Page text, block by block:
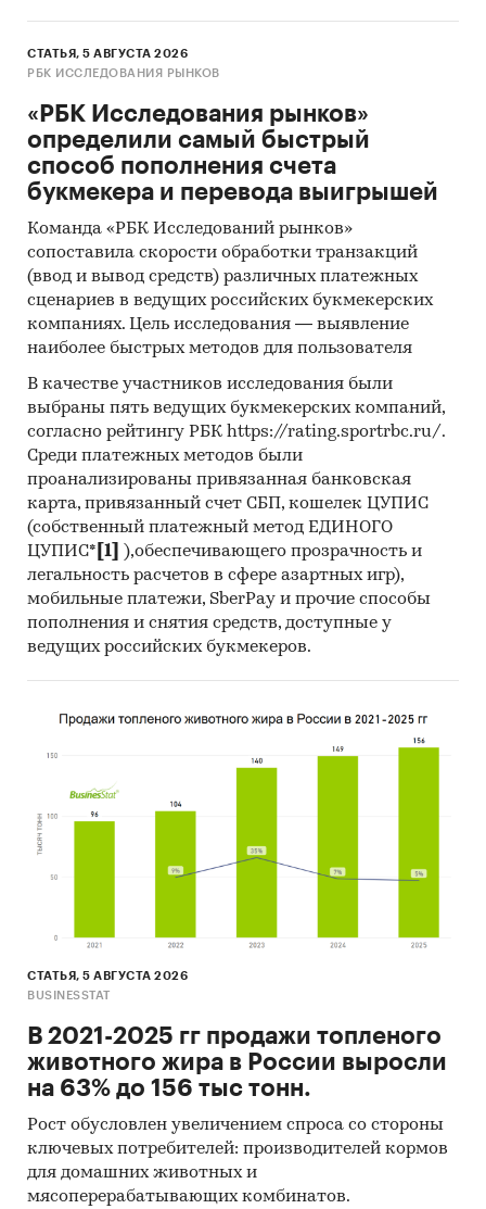
темпы роста.Произошло увеличение
разрыва в темпах прироста взносов между
московскими и региональными
компаниями (соответственно 0,4 п.п. в 2010
году, 6,0 п.п. в 2011 году и 12,4 п.п. в 2012 году).
В 1-ом квартале 2013 года некоторые
макроэкономические индикаторы
сигнализировали о возможном начале
стагнации отечественной экономики. В
полной мере стагнация отразится на
российском страховом рынке с лагом в 6 – 9
месяцев. «Эксперт РА» ухудшил свой базовый
прогноз динамики российского страхового
рынка с 17 до 15%,скорректировав данные по
сегменту страхования грузов, ответственности
грузоперевозчиков, ДМС и страхования
имущества юридических лиц, то есть по тем
видам страхования, которые наиболее
чувствительны к динамике ВВП. Прогноз по
видам страхования, связанным с банковским
кредитованием, не изменился.
Категории: Потребительские услуги /
Страхование
Услуги для бизнеса / Страхование
СТАТЬЯ, 5 АВГУСТА 2026
РБК ИССЛЕДОВАНИЯ РЫНКОВ
«РБК Исследования рынков»
определили самый быстрый
способ пополнения счета
букмекера и перевода выигрышей
Команда «РБК Исследований рынков»
сопоставила скорости обработки транзакций
(ввод и вывод средств) различных платежных
сценариев в ведущих российских букмекерских
компаниях. Цель исследования — выявление
наиболее быстрых методов для пользователя
В качестве участников исследования были
выбраны пять ведущих букмекерских компаний,
согласно рейтингу РБК https://rating.sportrbc.ru/.
Среди платежных методов были
проанализированы привязанная банковская
карта, привязанный счет СБП, кошелек ЦУПИС
(собственный платежный метод ЕДИНОГО
ЦУПИС* [1]
),обеспечивающего прозрачность и
легальность расчетов в сфере азартных игр),
мобильные платежи, SberPay и прочие способы
пополнения и снятия средств, доступные у
ведущих российских букмекеров.
СТАТЬЯ, 5 АВГУСТА 2026
BUSINESSTAT
В 2021-2025 гг продажи топленого
животного жира в России выросли
на 63% до 156 тыс тонн.
Рост обусловлен увеличением спроса со стороны
ключевых потребителей: производителей кормов
для домашних животных и
мясоперерабатывающих комбинатов.